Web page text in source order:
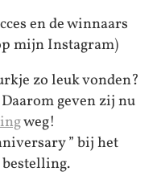
en de winnaars
mijn Instagram)
zo leuk vonden?
geven zij nu
weg!
” bij het